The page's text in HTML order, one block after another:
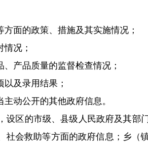
面的政策、措施及其实施情况；
况；
产品质量的监督检查情况；
及录用结果；
动公开的其他政府信息。
区的市级、县级人民政府及其部
会救助等方面的政府信息；乡（